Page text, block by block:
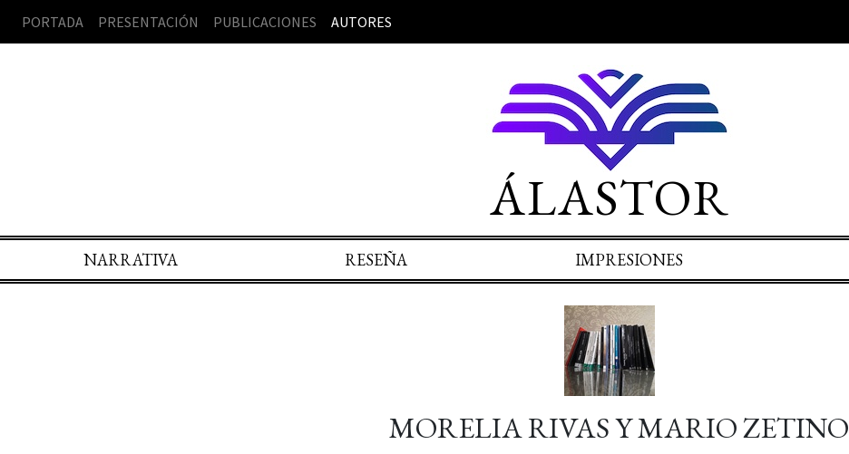
PORTADA PRESENTACIÓN PUBLICACIONES AUTORES
ÁLASTOR
NARRATIVA RESEÑA IMPRESIONES
MORELIA RIVAS Y MARIO ZETINO